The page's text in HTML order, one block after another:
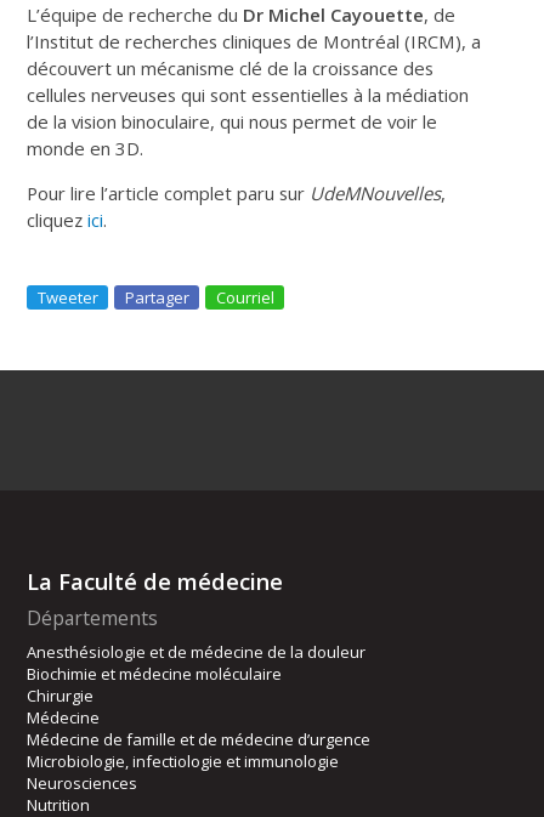
L’équipe de recherche du Dr Michel Cayouette, de
l’Institut de recherches cliniques de Montréal (IRCM), a
découvert un mécanisme clé de la croissance des
cellules nerveuses qui sont essentielles à la médiation
de la vision binoculaire, qui nous permet de voir le
monde en 3D.
Pour lire l’article complet paru sur UdeMNouvelles,
cliquezici.
Tweeter Partager Courriel
La Faculté de médecine
Départements
Anesthésiologie et de médecine de la douleur
Biochimie et médecine moléculaire
Chirurgie
Médecine
Médecine de famille et de médecine d’urgence
Microbiologie, infectiologie et immunologie
Neurosciences
Nutrition